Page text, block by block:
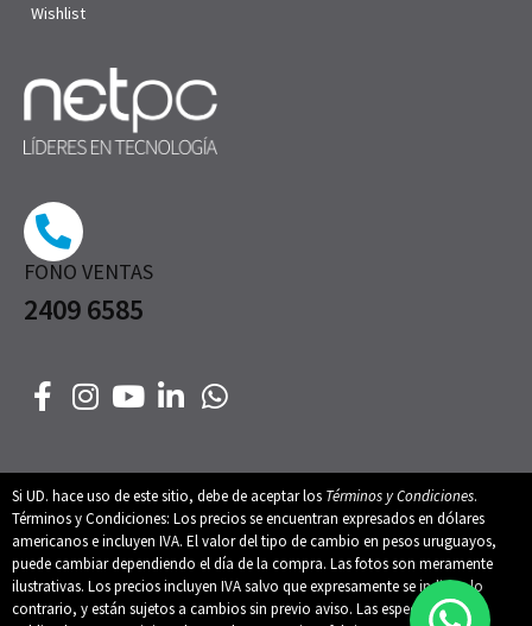
FONO VENTAS
2409 6585
Wishlist
Si UD. hace uso de este sitio, debe de aceptar los Términos y Condiciones.
Términos y Condiciones: Los precios se encuentran expresados en dólares
americanos e incluyen IVA. El valor del tipo de cambio en pesos uruguayos,
puede cambiar dependiendo el día de la compra. Las fotos son meramente
ilustrativas. Los precios incluyen IVA salvo que expresamente se indique lo
contrario, y están sujetos a cambios sin previo aviso. Las especificaciones